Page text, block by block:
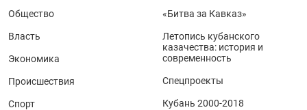
Общество
Власть
Экономика
Происшествия
Спорт
«Битва за Кавказ»
Летопись кубанского
казачества: история и
современность
Спецпроекты
Кубань 2000-2018